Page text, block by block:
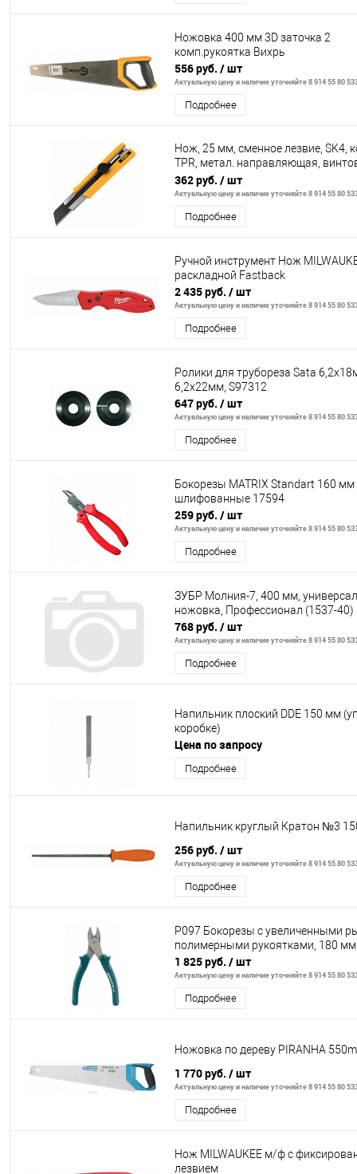
Ножовка 400 мм 3D заточка 2
комп.рукоятка Вихрь
556 руб. / шт
Актуальную цену и наличие уточняйте 8 914 55 80
Подробнее
Нож, 25 мм, сменное лезвие, SK4,
TPR, метал. направляющая,
фиксатор// Denzel
362 руб. / шт
Актуальную цену и наличие уточняйте 8 914 55 80
Подробнее
Ручной инструмент Нож
раскладной Fastback
2 435 руб. / шт
Актуальную цену и наличие уточняйте 8 914 55 80
Подробнее
Ролики для трубореза Sata
6,2х22мм, S97312
647 руб. / шт
Актуальную цену и наличие уточняйте 8 914 55 80
Подробнее
Бокорезы MATRIX Standart 160 мм
шлифованные 17594
259 руб. / шт
Актуальную цену и наличие уточняйте 8 914 55 80
Подробнее
ЗУБР Молния-7, 400 мм,
ножовка, Профессионал (1537-40)
768 руб. / шт
Актуальную цену и наличие уточняйте 8 914 55 80
Подробнее
Напильник плоский DDE 150 мм
коробке)
Цена по запросу
Подробнее
Напильник круглый Кратон №3
256 руб. / шт
Актуальную цену и наличие уточняйте 8 914 55 80
Подробнее
P097 Бокорезы с увеличенными
полимерными рукоятками, 180 мм
1 825 руб. / шт
Актуальную цену и наличие уточняйте 8 914 55 80
Подробнее
Ножовка по дереву PIRANHA
1 770 руб. / шт
Актуальную цену и наличие уточняйте 8 914 55 80
Подробнее
Нож MILWAUKEE м/ф с
лезвием